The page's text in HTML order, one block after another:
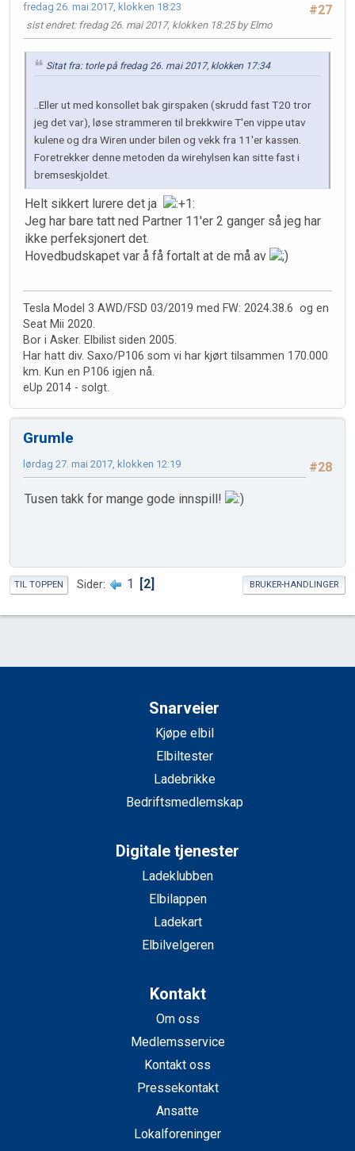
#27
fredag 26. mai 2017, klokken 18:23
sist endret: fredag 26. mai 2017, klokken 18:25 by Elmo
Sitat fra: torle på fredag 26. mai 2017, klokken 17:34
..Eller ut med konsollet bak girspaken (skrudd fast T20 tror
jeg det var), løse strammeren til brekkwire T'en vippe utav
kulene og dra Wiren under bilen og vekk fra 11'er kassen.
Foretrekker denne metoden da wirehylsen kan sitte fast i
bremseskjoldet.
Helt sikkert lurere det ja
Jeg har bare tatt ned Partner 11'er 2 ganger så jeg har
ikke perfeksjonert det.
Hovedbudskapet var å få fortalt at de må av
Tesla Model 3 AWD/FSD 03/2019 med FW: 2024.38.6 og en
Seat Mii 2020.
Bor i Asker. Elbilist siden 2005.
Har hatt div. Saxo/P106 som vi har kjørt tilsammen 170.000
km. Kun en P106 igjen nå.
eUp 2014 - solgt.
Grumle
#28
lørdag 27. mai 2017, klokken 12:19
Tusen takk for mange gode innspill!
TIL TOPPEN Sider 1 2 BRUKER-HANDLINGER
Snarveier
Kjøpe elbil
Elbiltester
Ladebrikke
Bedriftsmedlemskap
Digitale tjenester
Ladeklubben
Elbilappen
Ladekart
Elbilvelgeren
Kontakt
Om oss
Medlemsservice
Kontakt oss
Pressekontakt
Ansatte
Lokalforeninger